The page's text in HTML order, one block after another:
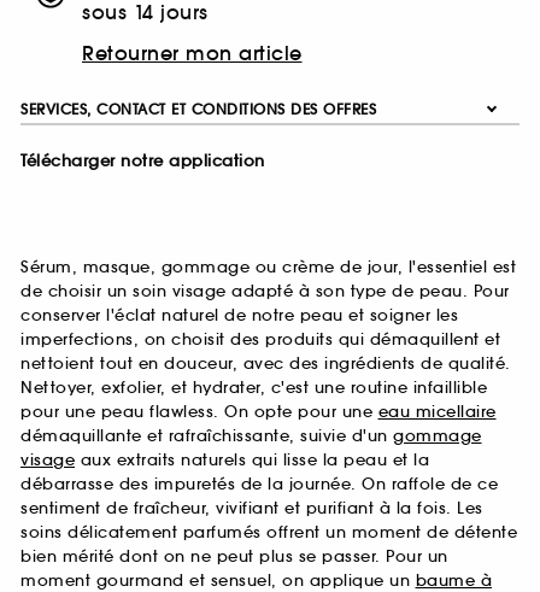
sous 14 jours
Retourner mon article
SERVICES, CONTACT ET CONDITIONS DES OFFRES
Télécharger notre application
Sérum, masque, gommage ou crème de jour, l'essentiel est
de choisir un soin visage adapté à son type de peau. Pour
conserver l'éclat naturel de notre peau et soigner les
imperfections, on choisit des produits qui démaquillent et
nettoient tout en douceur, avec des ingrédients de qualité.
Nettoyer, exfolier, et hydrater, c'est une routine infaillible
pour une peau flawless. On opte pour une eau micellaire
démaquillante et rafraîchissante, suivie d'un gommage
visage aux extraits naturels qui lisse la peau et la
débarrasse des impuretés de la journée. On raffole de ce
sentiment de fraîcheur, vivifiant et purifiant à la fois. Les
soins délicatement parfumés offrent un moment de détente
bien mérité dont on ne peut plus se passer. Pour un
moment gourmand et sensuel, on applique un baume à